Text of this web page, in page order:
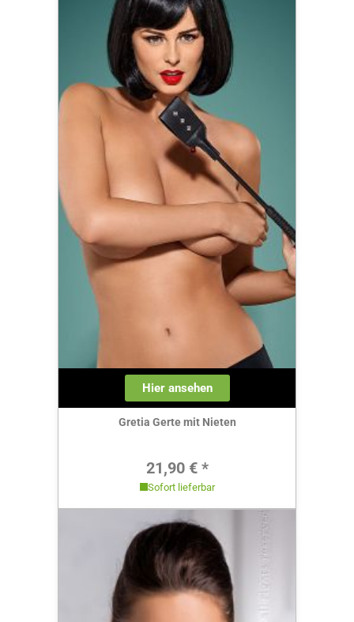
Hier ansehen
Gretia Gerte mit Nieten
Regulärer Preis:
21,90 € *
Sofort lieferbar